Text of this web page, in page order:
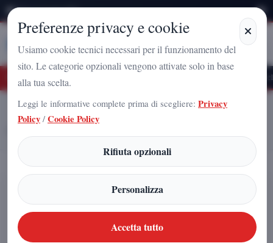
Sabato 8 Agosto 2026
StampaCampania
a Caserta: l'uomo che sta costruendo il radicamento del movimento
Home
Articoli
Pomigliano d’Arco oggi e domani: quale futuro per lo stabilimento
Stellantis
Pomigliano d’Arco oggi e domani:
quale futuro per lo stabilimento
Stellantis
Preferenze privacy e cookie
Usiamo cookie tecnici necessari per il funzionamento del
sito. Le categorie opzionali vengono attivate solo in base
alla tua scelta.
Leggi le informative complete prima di scegliere: Privacy
Policy / Cookie Policy
Rifiuta opzionali
Personalizza
Accetta tutto